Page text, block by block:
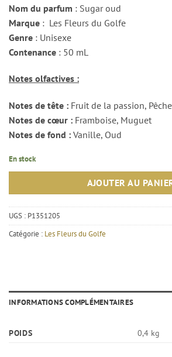
Nom du parfum : Sugar oud
Marque : Les Fleurs du Golfe
Genre : Unisexe
Contenance : 50 mL
Notes olfactives :
Notes de tête : Fruit de la passion, Pêche
Notes de cœur : Framboise, Muguet
Notes de fond : Vanille, Oud
En stock
AJOUTER AU
UGS : P1351205
Catégorie : Les Fleurs du Golfe
INFORMATIONS COMPLÉMENTAIRES
POIDS 0,4 kg